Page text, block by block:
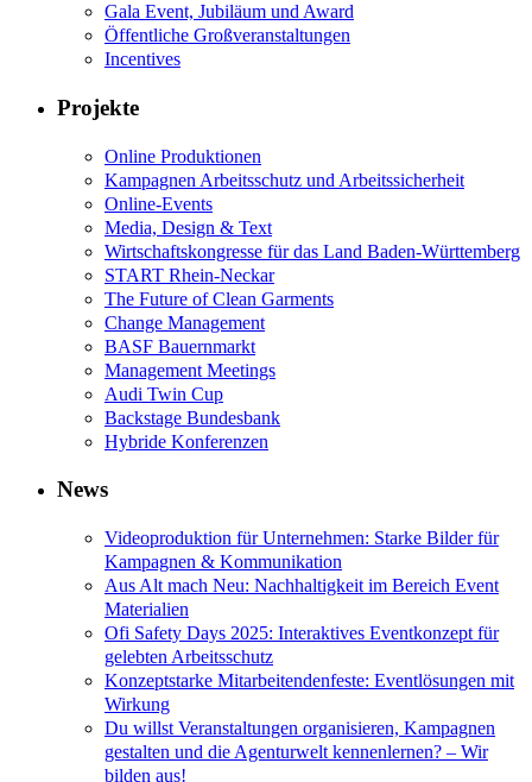
Gala Event, Jubiläum und Award
Öffentliche Großveranstaltungen
Incentives
Projekte
Online Produktionen
Kampagnen Arbeitsschutz und Arbeitssicherheit
Online-Events
Media, Design & Text
Wirtschaftskongresse für das Land Baden-Württemberg
START Rhein-Neckar
The Future of Clean Garments
Change Management
BASF Bauernmarkt
Management Meetings
Audi Twin Cup
Backstage Bundesbank
Hybride Konferenzen
News
Videoproduktion für Unternehmen: Starke Bilder für
Kampagnen & Kommunikation
Aus Alt mach Neu: Nachhaltigkeit im Bereich Event
Materialien
Ofi Safety Days 2025: Interaktives Eventkonzept für
gelebten Arbeitsschutz
Konzeptstarke Mitarbeitendenfeste: Eventlösungen mit
Wirkung
Du willst Veranstaltungen organisieren, Kampagnen
gestalten und die Agenturwelt kennenlernen? – Wir
bilden aus!